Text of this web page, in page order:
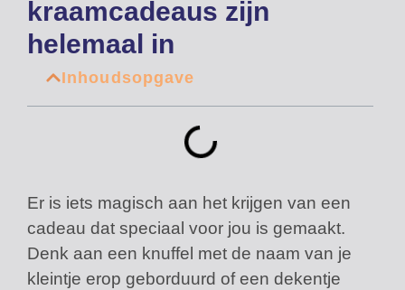
kraamcadeaus zijn
helemaal in
Inhoudsopgave
Er is iets magisch aan het krijgen van een
cadeau dat speciaal voor jou is gemaakt.
Denk aan een knuffel met de naam van je
kleintje erop geborduurd of een dekentje